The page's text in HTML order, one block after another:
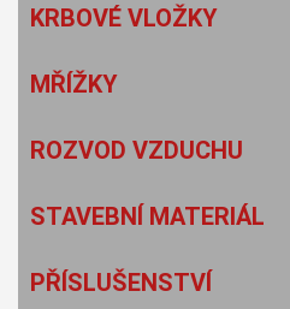
KRBOVÉ VLOŽKY
MŘÍŽKY
ROZVOD VZDUCHU
STAVEBNÍ MATERIÁL
PŘÍSLUŠENSTVÍ